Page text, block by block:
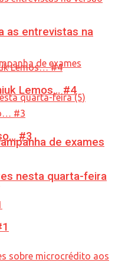
de exames
nesta quarta-feira
as entrevistas na
Lemos… #4
#3